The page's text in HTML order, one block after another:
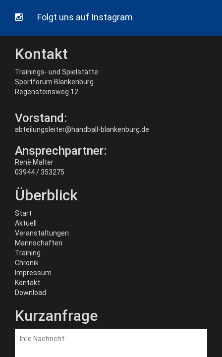
Folgt uns auf Instagram
Kontakt
Trainings- und Spielstätte:
Sportforum Blankenburg
Regensteinsweg 12
Vorstand:
abteilungsleiter@handball-blankenburg.de
Ansprechpartner:
Renè Malter
03944 / 353275
Überblick
Start
Aktuell
Veranstaltungen
Mannschaften
Training
Chronik
Impressum
Kontakt
Download
Kurzanfrage